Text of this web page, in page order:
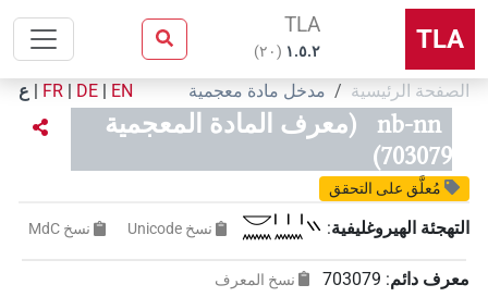
TLA
TLA
۱.٥.٢ (٢٠)
الصفحة الرئيسية مدخل مادة معجمية EN
|
DE
|
FR
| ع
nb-nn
(معرف المادة المعجمية
703079)
مُعلَّق على التحقق
التهجئة الهيروغليفية:
𓎟𓈖𓏥𓈖𓏭 نسخ‏ ‏Unicode نسخ‏ ‏MdC
معرف دائم:
703079 نسخ المعرف